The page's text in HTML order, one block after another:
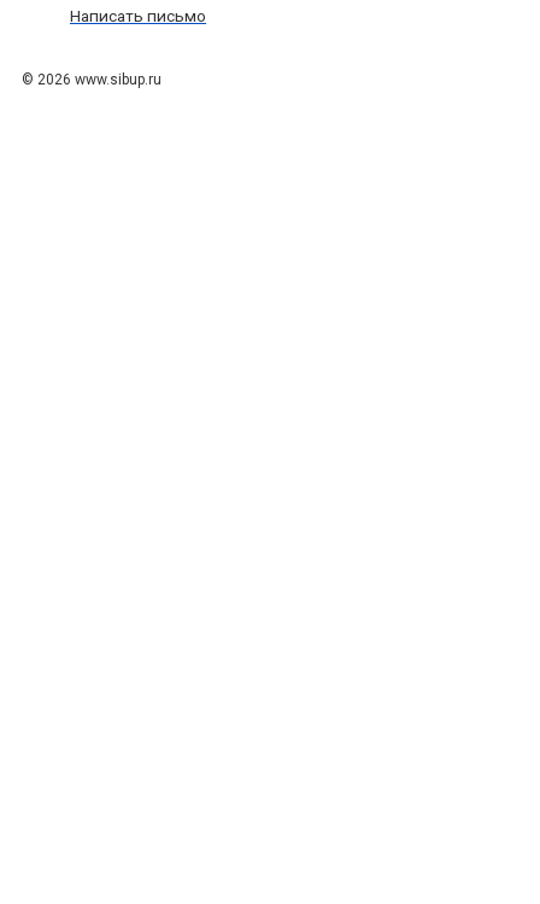
Написать письмо
© 2026 www.sibup.ru